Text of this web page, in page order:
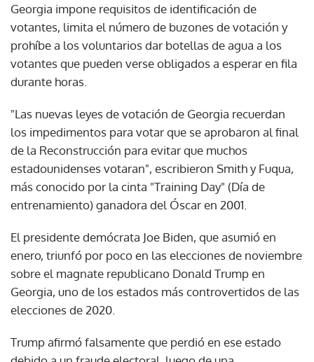
Georgia impone requisitos de identificación de
votantes, limita el número de buzones de votación y
prohíbe a los voluntarios dar botellas de agua a los
votantes que pueden verse obligados a esperar en fila
durante horas.
"Las nuevas leyes de votación de Georgia recuerdan
los impedimentos para votar que se aprobaron al final
de la Reconstrucción para evitar que muchos
estadounidenses votaran", escribieron Smith y Fuqua,
más conocido por la cinta "Training Day" (Día de
entrenamiento) ganadora del Óscar en 2001.
El presidente demócrata Joe Biden, que asumió en
enero, triunfó por poco en las elecciones de noviembre
sobre el magnate republicano Donald Trump en
Georgia, uno de los estados más controvertidos de las
elecciones de 2020.
Trump afirmó falsamente que perdió en ese estado